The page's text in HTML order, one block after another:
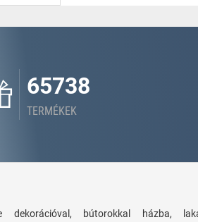
65738
TERMÉKEK
dekorációval, bútorokkal házba,